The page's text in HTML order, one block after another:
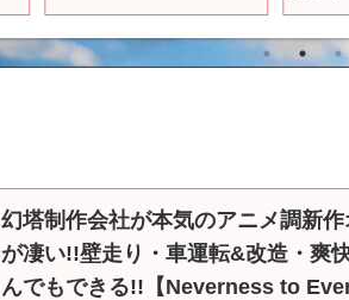
幻塔制作会社が本気のアニメ調新
が凄い!!壁走り・車運転&改造・爽
んでもできる!!【Neverness to